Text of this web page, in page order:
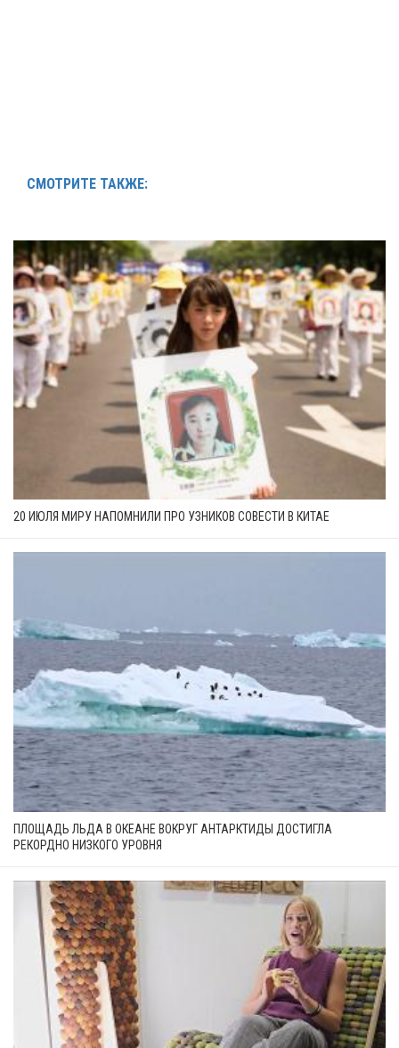
СМОТРИТЕ ТАКЖЕ:
20 ИЮЛЯ МИРУ НАПОМНИЛИ ПРО УЗНИКОВ СОВЕСТИ В КИТАЕ
ПЛОЩАДЬ ЛЬДА В ОКЕАНЕ ВОКРУГ АНТАРКТИДЫ ДОСТИГЛА
РЕКОРДНО НИЗКОГО УРОВНЯ